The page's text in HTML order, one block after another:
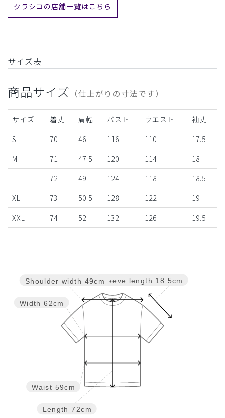
クラシコの店舗一覧はこちら
サイズ表
商品サイズ （仕上がりの寸法です）
サイズ 着丈 肩幅 バスト ウエスト
袖丈
S
70 46 116 110
17.5
M
71 47.5 120 114
18
L
72 49 124 118
18.5
XL
73 50.5 128 122
19
XXL
74 52 132 126 19.5
Sleeve length 18.5cm
Length 72cm
Waist 59cm
Width 62cm
Shoulder width 49cm